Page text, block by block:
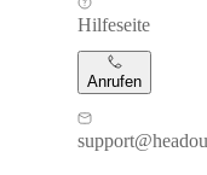
Hilfeseite
Anrufen